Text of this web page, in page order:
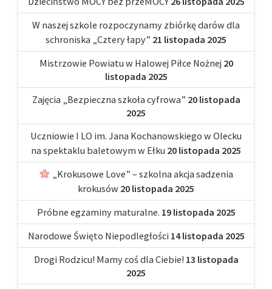
W naszej szkole rozpoczynamy zbiórkę darów dla
schroniska „Cztery łapy” 21 listopada 2025
Mistrzowie Powiatu w Halowej Piłce Nożnej 20
listopada 2025
Zajęcia „Bezpieczna szkoła cyfrowa” 20 listopada
2025
Uczniowie I LO im. Jana Kochanowskiego w Olecku
na spektaklu baletowym w Ełku 20 listopada 2025
„Krokusowe Love” – szkolna akcja sadzenia
krokusów 20 listopada 2025
Próbne egzaminy maturalne. 19 listopada 2025
Narodowe Święto Niepodległości 14 listopada 2025
Drogi Rodzicu! Mamy coś dla Ciebie! 13 listopada
2025